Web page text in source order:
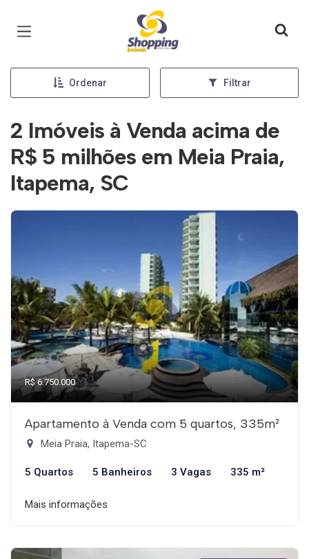
Página inicial
Ordenar Filtrar
2 Imóveis à Venda acima de
R$ 5 milhões em Meia Praia,
Itapema, SC
R$ 6.750.000
Apartamento à Venda com 5 quartos, 335m²
Meia Praia, Itapema-SC
5 Quartos 5 Banheiros 3 Vagas 335 m²
Mais informações